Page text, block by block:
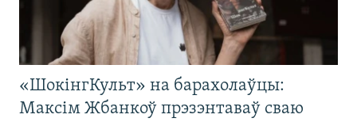
«ШокінгКульт» на барахолаўцы:
Максім Жбанкоў прэзэнтаваў сваю